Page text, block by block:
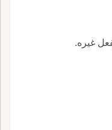
غيره.